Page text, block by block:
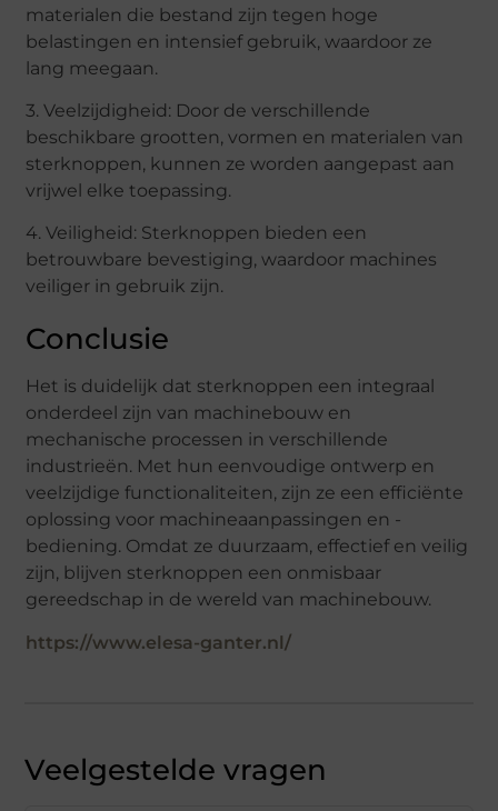
materialen die bestand zijn tegen hoge
belastingen en intensief gebruik, waardoor ze
lang meegaan.
3. Veelzijdigheid: Door de verschillende
beschikbare grootten, vormen en materialen van
sterknoppen, kunnen ze worden aangepast aan
vrijwel elke toepassing.
4. Veiligheid: Sterknoppen bieden een
betrouwbare bevestiging, waardoor machines
veiliger in gebruik zijn.
Conclusie
Het is duidelijk dat sterknoppen een integraal
onderdeel zijn van machinebouw en
mechanische processen in verschillende
industrieën. Met hun eenvoudige ontwerp en
veelzijdige functionaliteiten, zijn ze een efficiënte
oplossing voor machineaanpassingen en -
bediening. Omdat ze duurzaam, effectief en veilig
zijn, blijven sterknoppen een onmisbaar
gereedschap in de wereld van machinebouw.
https://www.elesa-ganter.nl/
Veelgestelde vragen